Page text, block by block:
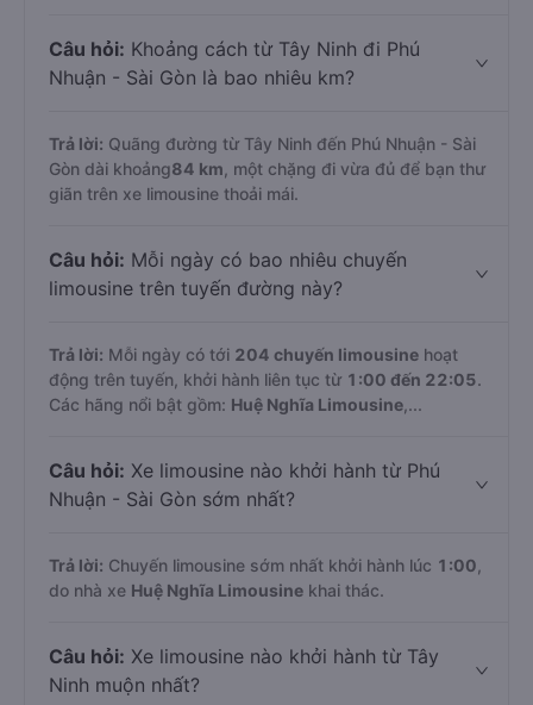
Câu hỏi: Khoảng cách từ Tây Ninh đi Phú
Nhuận - Sài Gòn là bao nhiêu km?
Trả lời: Quãng đường từ Tây Ninh đến Phú Nhuận - Sài
Gòn dài khoảng84 km , một chặng đi vừa đủ để bạn thư
giãn trên xe limousine thoải mái.
Câu hỏi: Mỗi ngày có bao nhiêu chuyến
limousine trên tuyến đường này?
Trả lời: Mỗi ngày có tới 204 chuyến limousine hoạt
động trên tuyến, khởi hành liên tục từ 1:00 đến 22:05.
Các hãng nổi bật gồm: Huệ Nghĩa Limousine ,...
Câu hỏi: Xe limousine nào khởi hành từ Phú
Nhuận - Sài Gòn sớm nhất?
Trả lời: Chuyến limousine sớm nhất khởi hành lúc 1:00
do nhà xe Huệ Nghĩa Limousine khai thác.
Câu hỏi: Xe limousine nào khởi hành từ Tây
Ninh muộn nhất?